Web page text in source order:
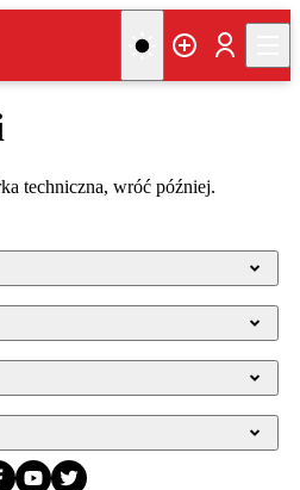
techniczna, wróć później.